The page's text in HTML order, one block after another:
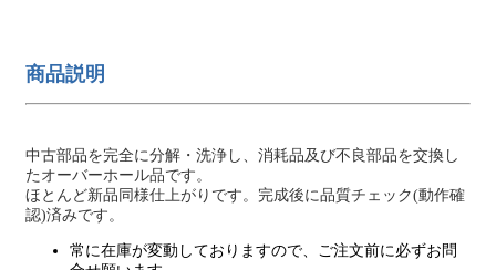
商品説明
中古部品を完全に分解・洗浄し、消耗品及び不良部品を交換し
たオーバーホール品です。
ほとんど新品同様仕上がりです。完成後に品質チェック(動作確
認)済みです。
常に在庫が変動しておりますので、ご注文前に必ずお問